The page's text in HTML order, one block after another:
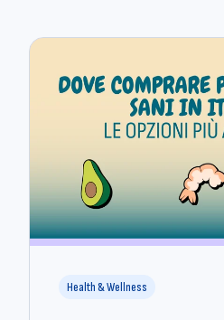
Health & Wellness